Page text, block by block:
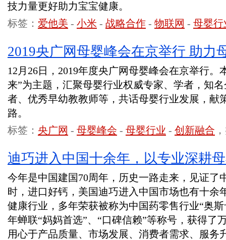
技力量更好助力宝宝健康。
标签： 爱他美 - 小米 - 战略合作 - 物联网 - 母婴行
2019央广网母婴峰会在京举行 助力
12月26日，2019年度央广网母婴峰会在京举行。
来”为主题，汇聚母婴行业权威专家、学者，知
者、优秀早幼教教师等，共话母婴行业发展，献
路。
标签： 央广网 - 母婴峰会 - 母婴行业 - 创新融合
迪巧进入中国十余年，以专业深耕
今年是中国建国70周年，历史一路走来，见证了
时，进口好钙，美国迪巧进入中国市场也有十余
健康行业，多年荣获被称为中国药零售行业“奥
年蝉联“妈妈首选”、“口碑信赖”等称号，获得了
用心于产品质量、市场发展、消费者需求、服务